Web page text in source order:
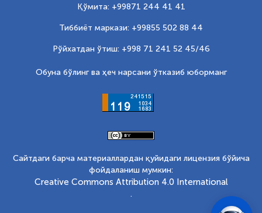
Қўмита: +99871 244 41 41
Тиббиёт маркази: +99855 502 88 44
Рўйхатдан ўтиш: +998 71 241 52 45/46
Обуна бўлинг ва ҳеч нарсани ўтказиб юборманг
Сайтдаги барча материаллардан қуйидаги лицензия бўйича
фойдаланиш мумкин:
Creative Commons Attribution 4.0 International
.